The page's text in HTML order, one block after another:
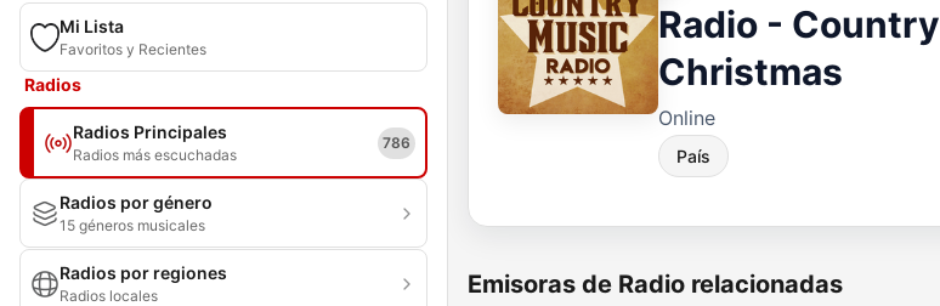
Mi Lista
Favoritos y Recientes
Radios
Radios Principales
Radios más escuchadas
786
Radios por género
15 géneros musicales
Radios por regiones
Radios locales
Radio - Country
Christmas
Online
País
Emisoras de Radio relacionadas